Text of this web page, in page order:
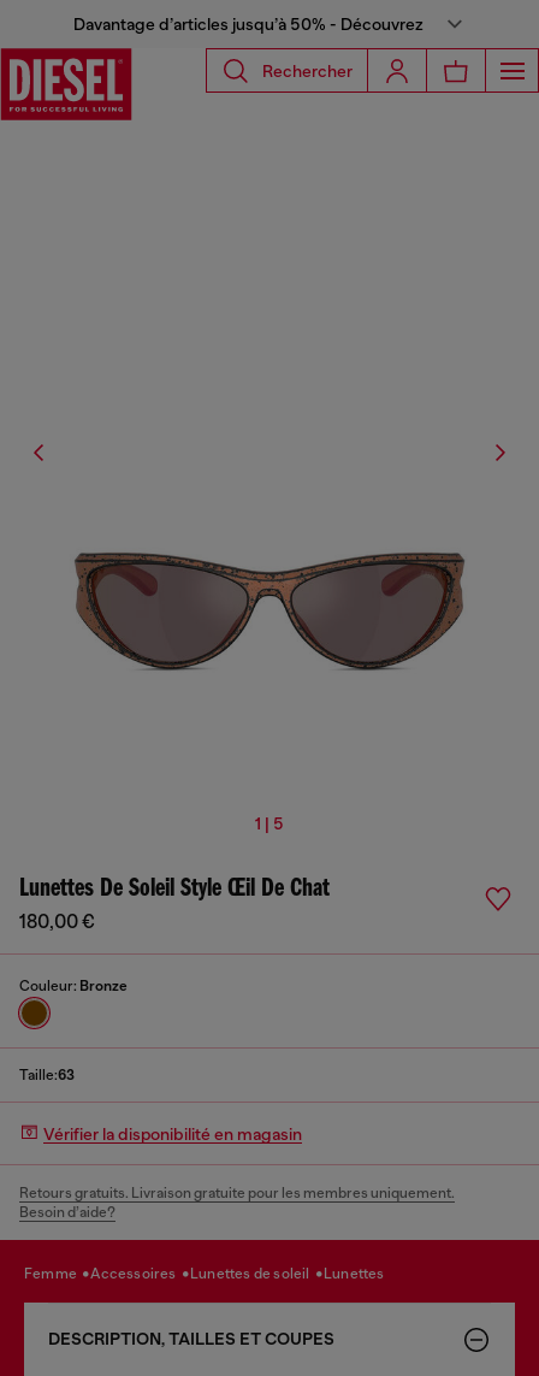
Davantage d’articles jusqu’à 50% - Découvrez
Rechercher
1 | 5
Lunettes De Soleil Style Œil De Chat
180,00 €
Couleur: Bronze
Taille:63
Vérifier la disponibilité en magasin
Retours gratuits. Livraison gratuite pour les membres uniquement.
Besoin d’aide?
femme accessoires lunettes de soleil lunettes
DESCRIPTION, TAILLES ET COUPES